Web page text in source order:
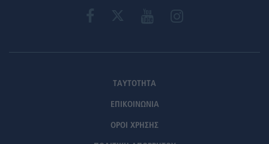
ΤΑΥΤΟΤΗΤΑ
ΕΠΙΚΟΙΝΩΝΙΑ
ΟΡΟΙ ΧΡΗΣΗΣ